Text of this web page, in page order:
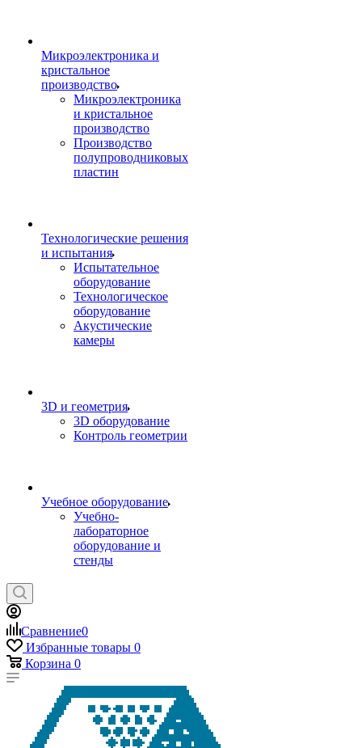
Микроэлектроника и
кристальное
производство
Микроэлектроника
и кристальное
производство
Производство
полупроводниковых
пластин
Технологические решения
и испытания
Испытательное
оборудование
Технологическое
оборудование
Акустические
камеры
3D и геометрия
3D оборудование
Контроль геометрии
Учебное оборудование
Учебно-
лабораторное
оборудование и
стенды
Сравнение0
Избранные товары 0
Корзина 0